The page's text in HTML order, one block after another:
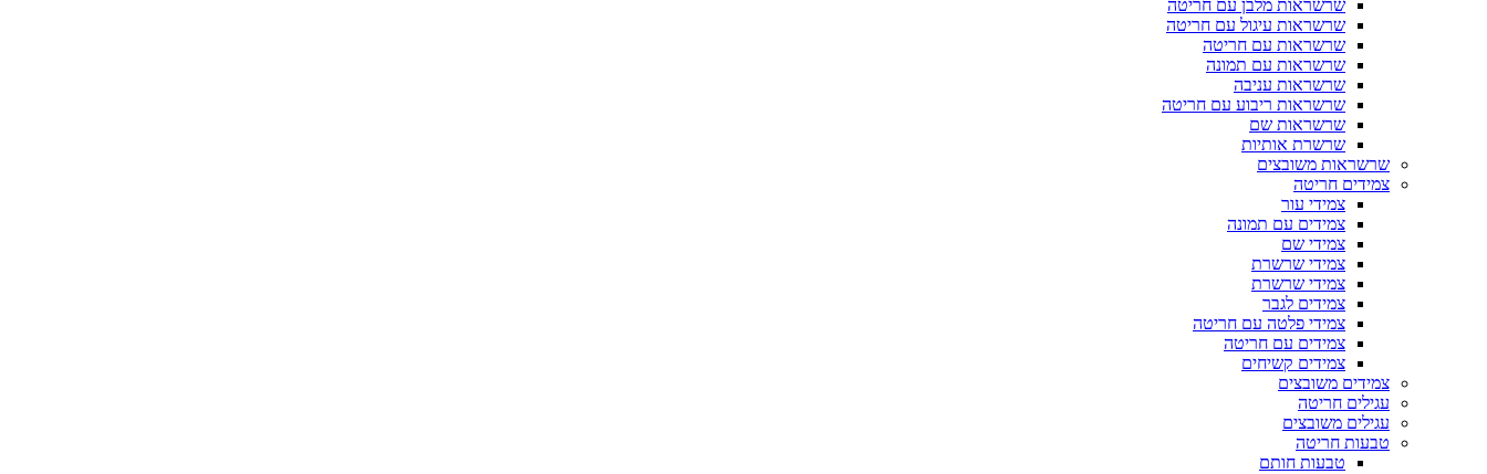
שרשראות מלבן עם חריטה
שרשראות עיגול עם חריטה
שרשראות עם חריטה
שרשראות עם תמונה
שרשראות עניבה
שרשראות ריבוע עם חריטה
שרשראות שם
שרשרת אותיות
שרשראות משובצים
צמידים חריטה
צמידי עור
צמידים עם תמונה
צמידי שם
צמידי שרשרת
צמידי שרשרת
צמידים לגבר
צמידי פלטה עם חריטה
צמידים עם חריטה
צמידים קשיחים
צמידים משובצים
עגילים חריטה
עגילים משובצים
טבעות חריטה
טבעות חותם